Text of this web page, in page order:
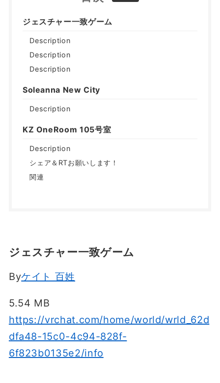
ジェスチャー一致ゲーム
Description
Description
Description
Soleanna New City
Description
KZ OneRoom 105号室
Description
シェア＆RTお願いします！
関連
ジェスチャー一致ゲーム
Byケイト 百姓
5.54 MB
https://vrchat.com/home/world/wrld_62d
dfa48-15c0-4c94-828f-
6f823b0135e2/info